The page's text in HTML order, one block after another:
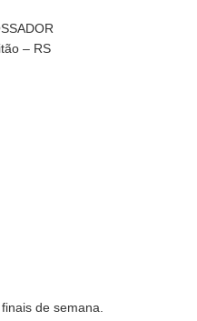
– RS
de semana.